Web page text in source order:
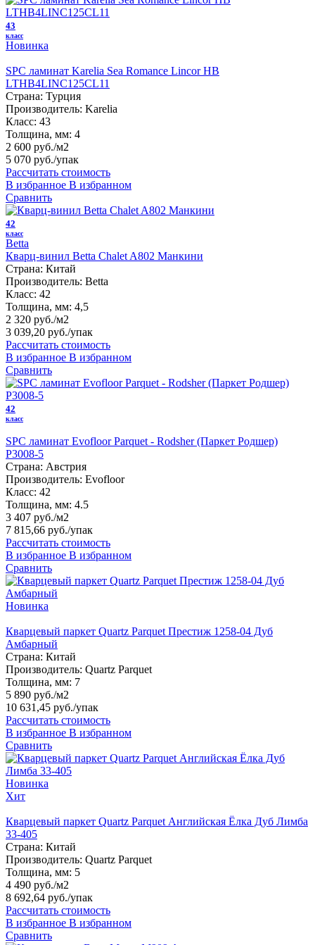
43
класс
Новинка
SPC ламинат Karelia Sea Romance Lincor HB
LTHB4LINC125CL11
Страна: Турция
Производитель: Karelia
Класс: 43
Толщина, мм: 4
2 600 руб./м2
5 070 руб./упак
Рассчитать стоимость
В избранное В избранном
Сравнить
42
класс
Betta
Кварц-винил Betta Chalet A802 Манкини
Страна: Китай
Производитель: Betta
Класс: 42
Толщина, мм: 4,5
2 320 руб./м2
3 039,20 руб./упак
Рассчитать стоимость
В избранное В избранном
Сравнить
42
класс
SPC ламинат Evofloor Parquet - Rodsher (Паркет Родшер)
P3008-5
Страна: Австрия
Производитель: Evofloor
Класс: 42
Толщина, мм: 4.5
3 407 руб./м2
7 815,66 руб./упак
Рассчитать стоимость
В избранное В избранном
Сравнить
Новинка
Кварцевый паркет Quartz Parquet Престиж 1258-04 Дуб
Амбарный
Страна: Китай
Производитель: Quartz Parquet
Толщина, мм: 7
5 890 руб./м2
10 631,45 руб./упак
Рассчитать стоимость
В избранное В избранном
Сравнить
Новинка
Хит
Кварцевый паркет Quartz Parquet Английская Ёлка Дуб Лимба
33-405
Страна: Китай
Производитель: Quartz Parquet
Толщина, мм: 5
4 490 руб./м2
8 692,64 руб./упак
Рассчитать стоимость
В избранное В избранном
Сравнить